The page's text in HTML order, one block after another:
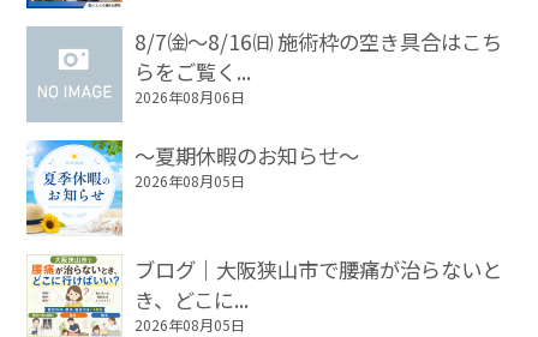
8/7㈮～8/16㈰ 施術枠の空き具合はこち
らをご覧く...
2026年08月06日
～夏期休暇のお知らせ～
2026年08月05日
ブログ｜大阪狭山市で腰痛が治らないと
き、どこに...
2026年08月05日